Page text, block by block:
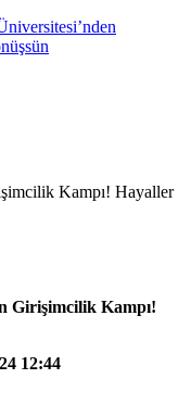
Girişimcilik Kampı!
12:44